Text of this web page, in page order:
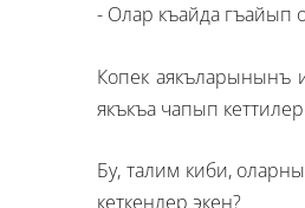
- Олар къайда гъайып
Копек аякъларынынъ
якъкъа чапып
Бу, талим киби,
кеткенлер экен?